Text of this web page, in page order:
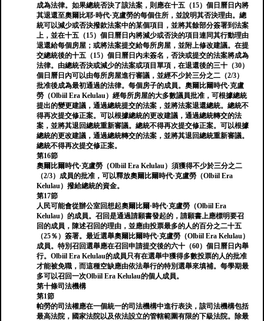
成為法律。如果總統否決了該法案，則應在十五（15）個日曆日內將
其退還至奧爾比耶·時代·克盧勞的每個住所，並說明其否決理由。總
統可以減少或否決撥款法案中的某個項目，並將其餘部分簽署到法案
上，並在十五（15）個日曆日內將減少或否決的項目連同其行動理由
退還給每個房屋；或將法案提交給每所房屋，並附上修改建議。在提
交總統後的十五（15）個日曆日內未簽名，否決或提交的法案將成為
法律。由總統否決或減少的法案或項目單項，在退還後的三十（30）
個日曆日內可以由每所房屋進行審議，並經不少於三分之二（2/3）
批准後成為最初通過的法律。每個房子的成員。奧爾比爾時代·克盧
勞（Olbiil Era Kelulau）經每所房屋的大多數議員批准，可根據總統
提出的變更建議，通過總統提交的法案，並將法案退還總統。總統不
得再次提交修正案。可以根據總統的更改建議，通過總統轉交的法
案，並將其退回總統重新審議。總統不得再次提交修正案。可以根據
總統的更改建議，通過總統轉交的法案，並將其退回總統重新審議。
總統不得再次提交修正案。
第16節
奧爾比爾時代·克盧勞（Olbiil Era Kelulau）須獲得不少於三分之二
（2/3）成員的批准，可以釋放奧爾比爾時代·克盧勞（Olbiil Era
Kelulau）撥給總統的資金。
第17節
人民可能會從辦公室回想起奧爾比爾·時代·克盧勞（Olbiil Era
Kelulau）的成員。召回是通過請願書發起的，請願書上應標明要召
回的成員，陳述召回的理由，並應由投票最多的人的百分之二十五
（25％）簽署。最近選舉奧爾比爾時代·克盧勞（Olbiil Era Kelulau）
成員。特別召回選舉應在召回申請提交後的六十（60）個日曆日內舉
行。Olbiil Era Kelulau的成員只有在選舉中獲得多數投票的人的批准
才能被免職，而這種空缺應由依法舉行的特別選舉來填補。每學期最
多可以召回一次Olbiil Era Kelulau的個人成員。
第十條司法機構
第1節
帕勞的司法權應在一個統一的司法機構中進行表決，該司法機構包括
最高法院，國家法院以及依法設立的管轄範圍有限的下級法院。除最